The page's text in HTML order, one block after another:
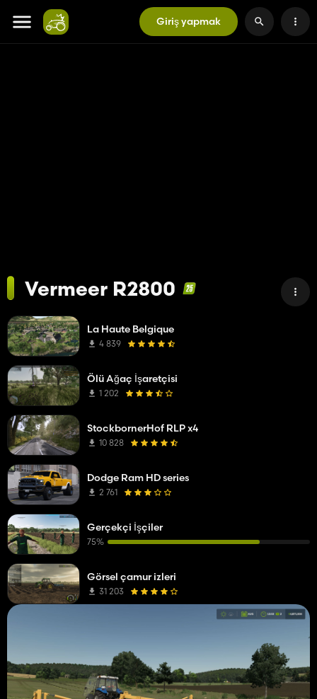
Giriş yapmak
Vermeer R2800
La Haute Belgique
4 839
Ölü Ağaç İşaretçisi
1 202
StockbornerHof RLP x4
10 828
Dodge Ram HD series
2 761
Gerçekçi İşçiler
75%
Görsel çamur izleri
31 203